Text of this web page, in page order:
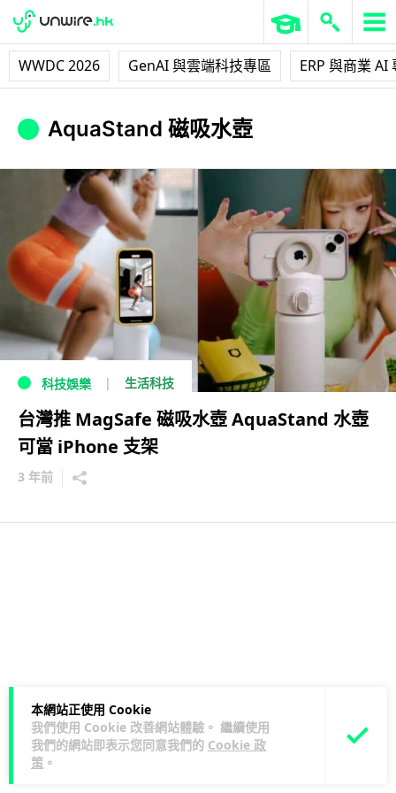
WWDC 2026 GenAI 與雲端科技專區 ERP 與商業 AI
本網站正使用 Cookie
我們使用 Cookie 改善網站體驗。 繼續使用
我們的網站即表示您同意我們的 Cookie 政
策 。
AquaStand 磁吸水壺
科技娛樂 生活科技
台灣推 MagSafe 磁吸水壺 AquaStand 水壺
可當 iPhone 支架
3 年前